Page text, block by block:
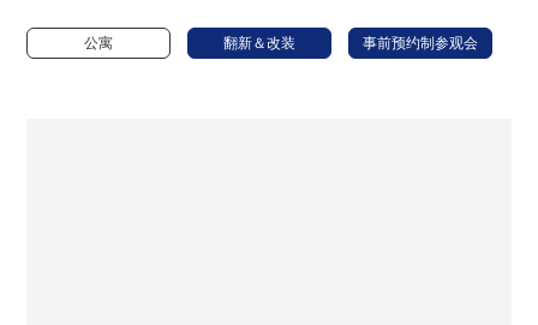
公寓 翻新＆改装 事前预约制参观会